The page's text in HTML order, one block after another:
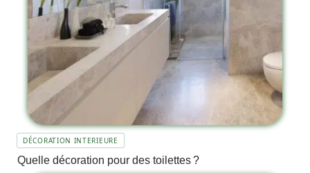
DÉCORATION INTERIEURE
Quelle décoration pour des toilettes ?